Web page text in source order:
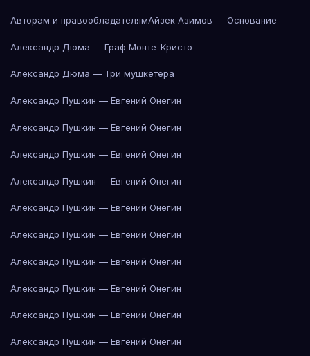
Авторам и правообладателямАйзек Азимов — Основание
Александр Дюма — Граф Монте-Кристо
Александр Дюма — Три мушкетёра
Александр Пушкин — Евгений Онегин
Александр Пушкин — Евгений Онегин
Александр Пушкин — Евгений Онегин
Александр Пушкин — Евгений Онегин
Александр Пушкин — Евгений Онегин
Александр Пушкин — Евгений Онегин
Александр Пушкин — Евгений Онегин
Александр Пушкин — Евгений Онегин
Александр Пушкин — Евгений Онегин
Александр Пушкин — Евгений Онегин